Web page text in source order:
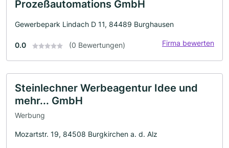
Prozeßautomations GmbH
Gewerbepark Lindach D 11, 84489 Burghausen
0.0 (0 Bewertungen) Firma bewerten
Steinlechner Werbeagentur Idee und
mehr... GmbH
Werbung
Mozartstr. 19, 84508 Burgkirchen a. d. Alz